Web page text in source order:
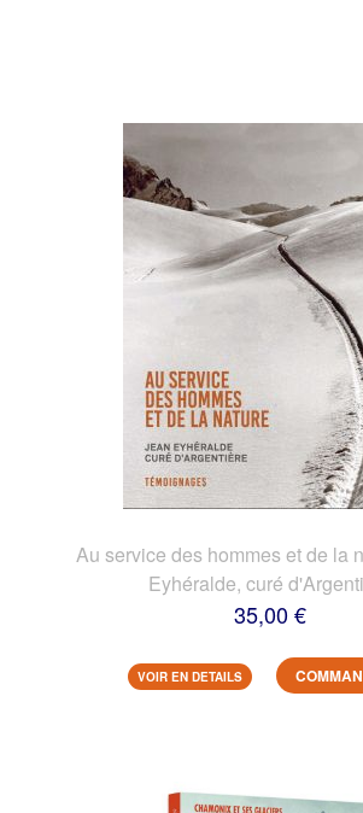
Au service des hommes et de la
Eyhéralde, curé
35,00 €
VOIR EN DETAILS